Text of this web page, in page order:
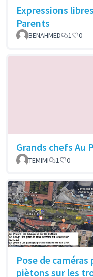
Expressions
Parents
BENAHMED 1 0
Grands chefs Au
TEMIMI
1 0
Pose de
piètons sur les